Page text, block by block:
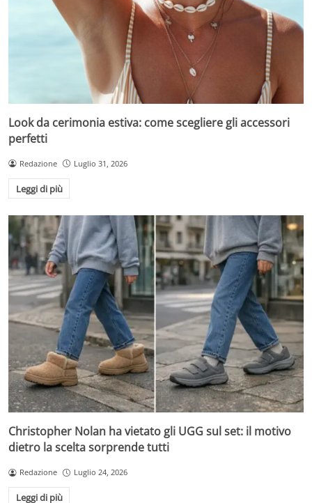
Look da cerimonia estiva: come scegliere gli accessori
perfetti
Redazione Luglio 31, 2026
Leggi di più
Christopher Nolan ha vietato gli UGG sul set: il motivo
dietro la scelta sorprende tutti
Redazione Luglio 24, 2026
Leggi di più